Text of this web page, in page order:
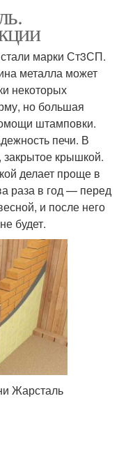
марки Ст3СП.
металла может
некоторых
но большая
штамповки.
печи. В
закрытое крышкой.
делает проще в
раза в год — перед
и после него
будет.
Жарсталь